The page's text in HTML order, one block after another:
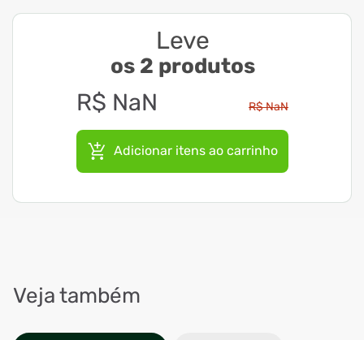
Leve
os 2 produtos
R$ NaN R$NaN
Adicionar itens ao carrinho
Veja também